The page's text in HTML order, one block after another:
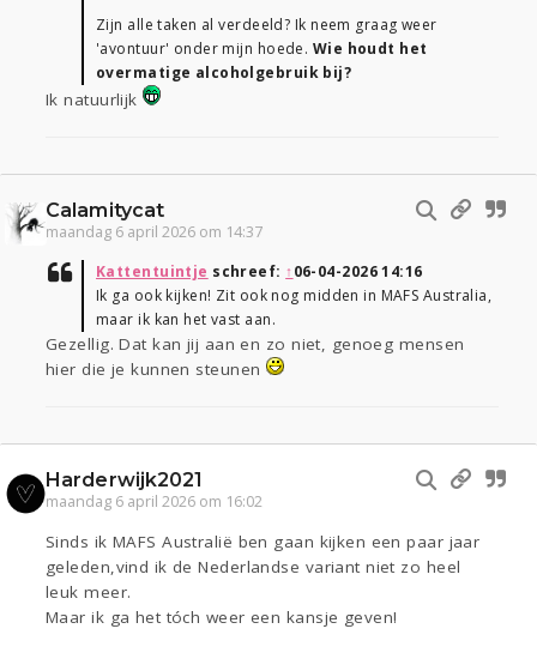
Zijn alle taken al verdeeld? Ik neem graag weer
'avontuur' onder mijn hoede. Wie houdt het
overmatige alcoholgebruik bij?
Ik natuurlijk
Calamitycat
maandag 6 april 2026 om 14:37
Kattentuintje schreef: ↑06-04-2026 14:16
Ik ga ook kijken! Zit ook nog midden in MAFS Australia,
maar ik kan het vast aan.
Gezellig. Dat kan jij aan en zo niet, genoeg mensen
hier die je kunnen steunen
Harderwijk2021
maandag 6 april 2026 om 16:02
Sinds ik MAFS Australië ben gaan kijken een paar jaar
geleden,vind ik de Nederlandse variant niet zo heel
leuk meer.
Maar ik ga het tóch weer een kansje geven!